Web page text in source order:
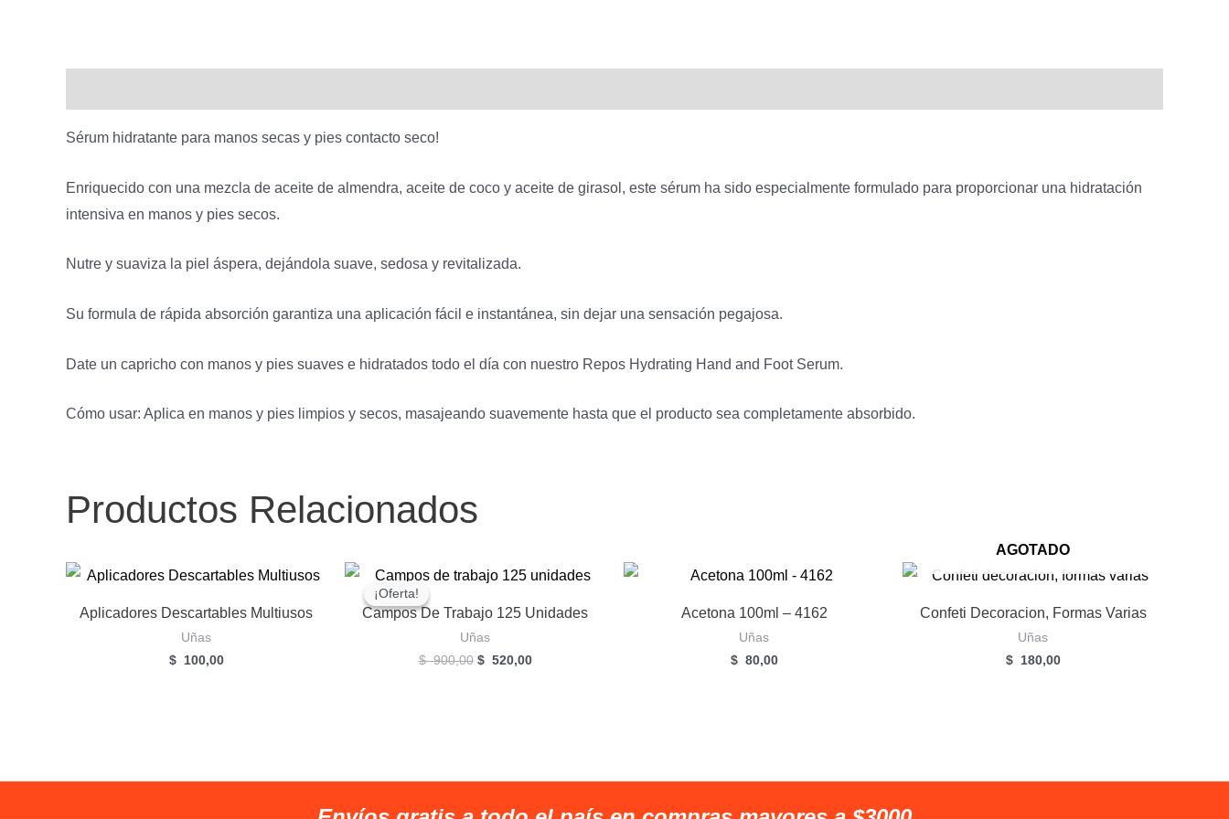
Sérum hidratante para manos secas y pies contacto seco!
Enriquecido con una mezcla de aceite de almendra, aceite de coco y aceite de girasol, este sérum ha sido especialmente formulado para proporcionar una hidratación
intensiva en manos y pies secos.
Nutre y suaviza la piel áspera, dejándola suave, sedosa y revitalizada.
Su formula de rápida absorción garantiza una aplicación fácil e instantánea, sin dejar una sensación pegajosa.
Date un capricho con manos y pies suaves e hidratados todo el día con nuestro Repos Hydrating Hand and Foot Serum.
Cómo usar: Aplica en manos y pies limpios y secos, masajeando suavemente hasta que el producto sea completamente absorbido.
Productos Relacionados
Aplicadores Descartables Multiusos
Uñas
$ 100,00
¡Oferta!
¡Oferta!
Campos De Trabajo 125 Unidades
Uñas
$900,00 El
$ 520,00El
Acetona 100ml – 4162
Uñas
$ 80,00
AGOTADO
Confeti Decoracion, Formas Varias
Uñas
$ 180,00